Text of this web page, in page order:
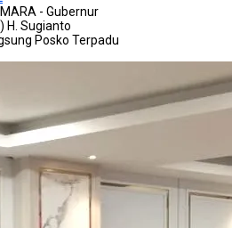
- Gubernur
H. Sugianto
Posko Terpadu